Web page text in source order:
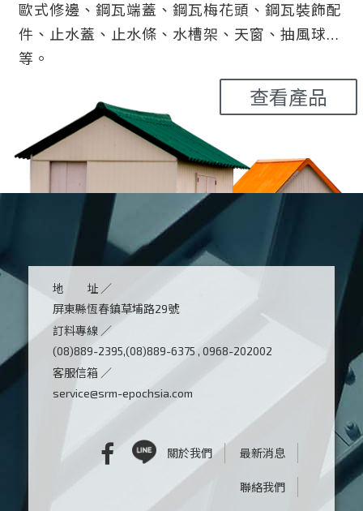
歐式修邊、鋼瓦端蓋、鋼瓦梅花頭、鋼瓦裝飾配
件、止水蓋、止水條、水槽架、天窗、抽風球…
等。
查看產品
地 址 ／
屏東縣恆春鎮草埔路29號
訂料專線 ／
(08)889-2395,(08)889-6375 , 0968-202002
客服信箱 ／
service@srm-epochsia.com
關於我們 最新消息
聯絡我們